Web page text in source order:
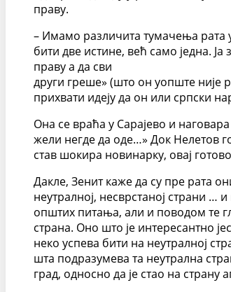
праву.
– Имамо различита тумачења рата
бити две истине, већ само једна.
праву а да сви
други греше» (што он уопште није
прихвати идеју да он или српски
Она се враћа у Сарајево и
жели негде да оде…» Док Нелетов
став шокира новинарку, овај
Дакле, Зенит каже да су пре рата
неутралној, несврстаној страни …
општих питања, али и поводом те
страна. Оно што је интересантно
неко успева бити на неутралној
шта подразумева та неутрална
град, односно да је стао на страну